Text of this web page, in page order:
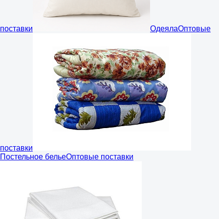
поставки ОдеялаОптовые
поставки
Постельное бельеОптовые поставки